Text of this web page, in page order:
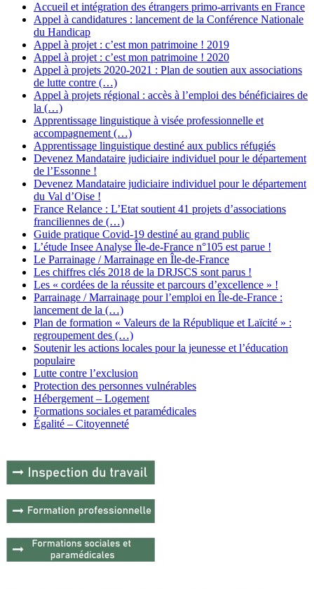
Accueil et intégration des étrangers primo-arrivants en France
Appel à candidatures : lancement de la Conférence Nationale
du Handicap
Appel à projet : c’est mon patrimoine ! 2019
Appel à projet : c’est mon patrimoine ! 2020
Appel à projets 2020-2021 : Plan de soutien aux associations
de lutte contre (…)
Appel à projets régional : accès à l’emploi des bénéficiaires de
la (…)
Apprentissage linguistique à visée professionnelle et
accompagnement (…)
Apprentissage linguistique destiné aux publics réfugiés
Devenez Mandataire judiciaire individuel pour le département
de l’Essonne !
Devenez Mandataire judiciaire individuel pour le département
du Val d’Oise !
France Relance : L’Etat soutient 41 projets d’associations
franciliennes de (…)
Guide pratique Covid-19 destiné au grand public
L’étude Insee Analyse Île-de-France n°105 est parue !
Le Parrainage / Marrainage en Île-de-France
Les chiffres clés 2018 de la DRJSCS sont parus !
Les « cordées de la réussite et parcours d’excellence » !
Parrainage / Marrainage pour l’emploi en Île-de-France :
lancement de la (…)
Plan de formation « Valeurs de la République et Laïcité » :
regroupement des (…)
Soutenir les actions locales pour la jeunesse et l’éducation
populaire
Lutte contre l’exclusion
Protection des personnes vulnérables
Hébergement – Logement
Formations sociales et paramédicales
Égalité – Citoyenneté